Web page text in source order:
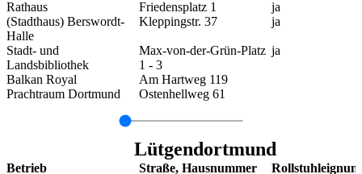
Rathaus Friedensplatz 1
ja
(Stadthaus) Berswordt-
Halle
Kleppingstr. 37 ja
Stadt- und
Landsbibliothek
Max-von-der-Grün-Platz
1 - 3
ja
Balkan Royal
Am Hartweg 119
Prachtraum Dortmund
Ostenhellweg 61
Lütgendortmund
Betrieb Straße, Hausnummer